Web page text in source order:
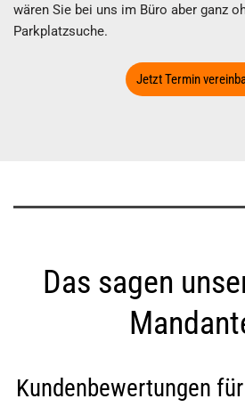
wären Sie bei uns im Büro aber ganz
Parkplatzsuche.
Jetzt Termin
Das sagen
Kundenbewertungen für